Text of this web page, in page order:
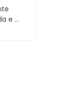
e …